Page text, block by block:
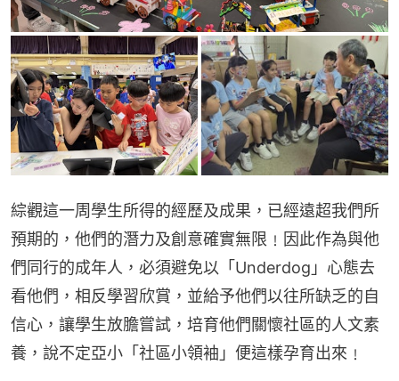
綜觀這一周學生所得的經歷及成果，已經遠超我們所
預期的，他們的潛力及創意確實無限﹗因此作為與他
們同行的成年人，必須避免以「Underdog」心態去
看他們，相反學習欣賞，並給予他們以往所缺乏的自
信心，讓學生放膽嘗試，培育他們關懷社區的人文素
養，說不定亞小「社區小領袖」便這樣孕育出來﹗